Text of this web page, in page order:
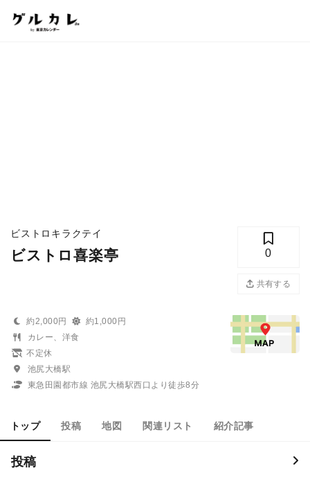
ビストロキラクテイ
ビストロ喜楽亭 0
共有する
約2,000円
約1,000円
カレー、洋食
不定休
池尻大橋駅
東急田園都市線 池尻大橋駅西口より徒歩8分
トップ 投稿 地図 関連リスト 紹介記事
投稿